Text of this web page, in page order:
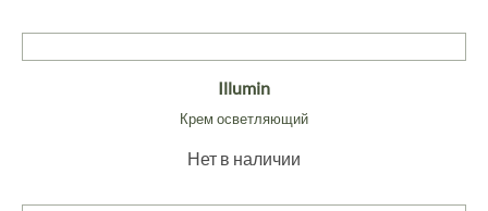
Illumin
Крем осветляющий
Нет в наличии